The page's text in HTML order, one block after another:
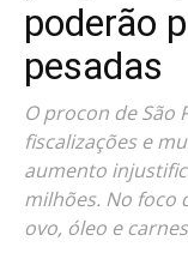
poderão
pesadas
O procon de São
fiscalizações e
aumento
milhões. No foco
ovo, óleo e